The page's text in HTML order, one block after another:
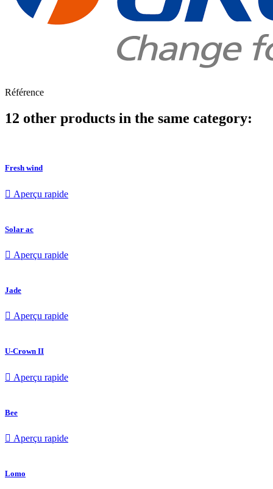
Référence
12 other products in the same category:
Fresh wind
 Aperçu rapide
Solar ac
 Aperçu rapide
Jade
 Aperçu rapide
U-Crown II
 Aperçu rapide
Bee
 Aperçu rapide
Lomo